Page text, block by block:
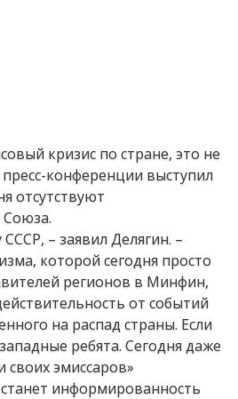
кризис по стране, это не
конференции выступил
отсутствуют
Союза.
– заявил Делягин. –
которой сегодня просто
регионов в Минфин,
от событий
на распад страны. Если
ребята. Сегодня даже
эмиссаров»
информированность